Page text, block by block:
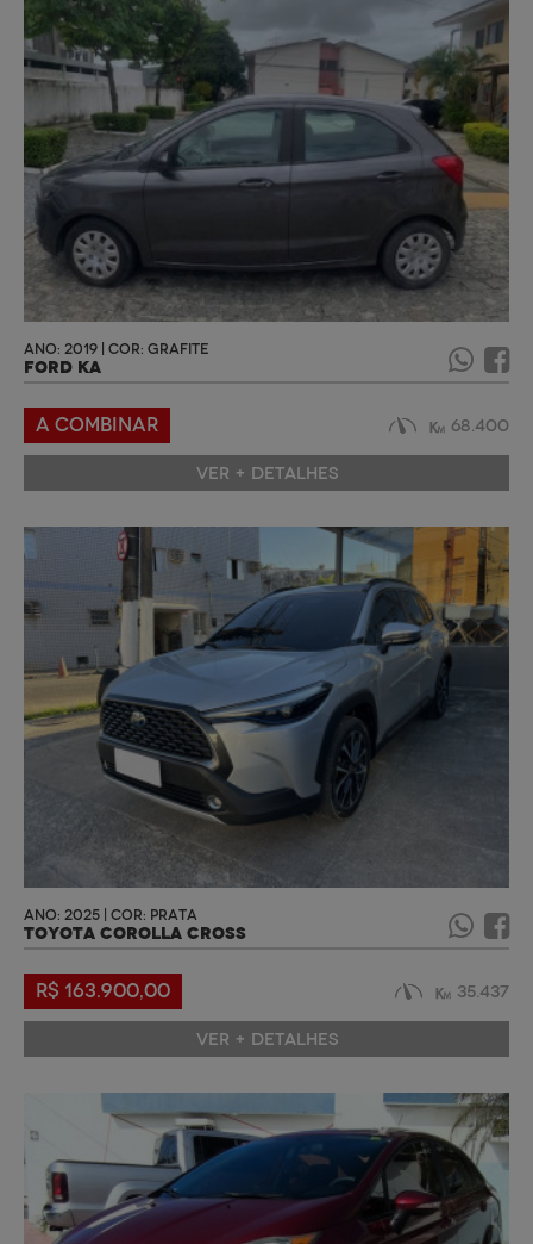
ANO: 2019 | COR: GRAFITE
FORD KA
A COMBINAR 68.400
VER + DETALHES
ANO: 2025 | COR: PRATA
TOYOTA COROLLA CROSS
R$ 163.900,00 35.437
VER + DETALHES